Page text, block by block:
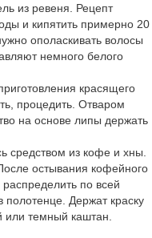
из ревеня. Рецепт
и кипятить примерно 20
ополаскивать волосы
немного белого
красящего
процедить. Отваром
на основе липы держать
средством из кофе и хны.
остывания кофейного
по всей
полотенце. Держат краску
или темный каштан.